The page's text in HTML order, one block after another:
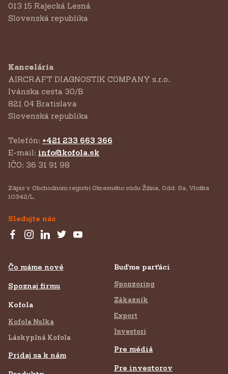
013 15 Rajecká Lesná
Slovenská republika
Kancelária
AIRCRAFT DIAGNOSTIK COMPANY s.r.o.
‍Ivánska cesta 30/B
821 04 Bratislava
Slovenská republika
Telefón: +421 233 663 366
E-mail: info@kofola.sk
IČO: 36 31 91 98
Zápis v Obchodnom registri Okresného súdu Žilina, Odd: Sa, Vložka
10342/L.
Sledujte nás
Čo máme nové
Spoznaj firmu
Kofola
Kofola Nulka
Láskyplná Kofola
Pridaj sa k nám
Buďme parťáci
Sponzoring
Zákazník
Export
Investori
Pre médiá
Pre investorov